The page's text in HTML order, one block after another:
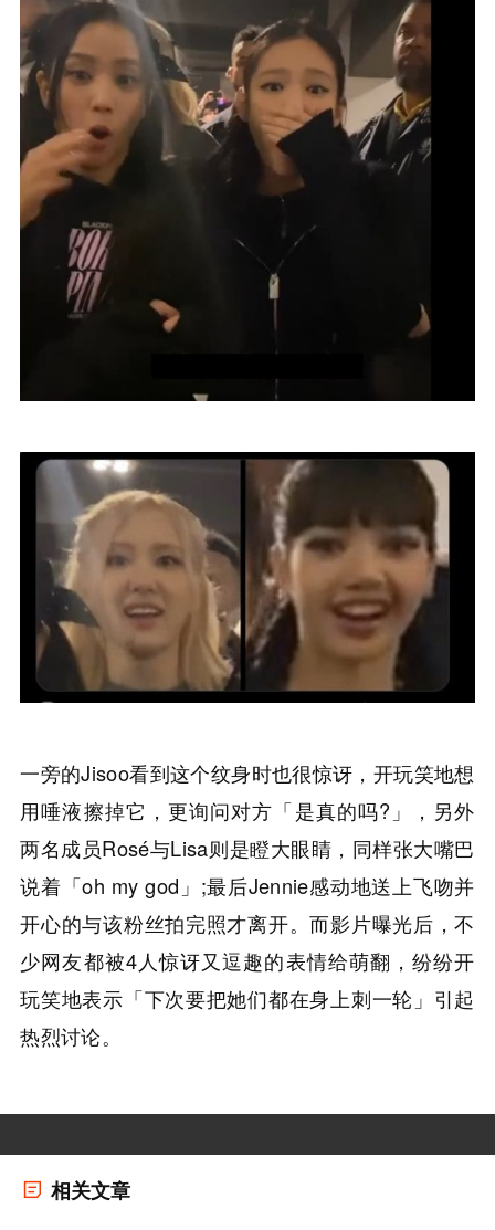
一旁的Jisoo看到这个纹身时也很惊讶，开玩笑地想
用唾液擦掉它，更询问对方「是真的吗?」，另外
两名成员Rosé与Lisa则是瞪大眼睛，同样张大嘴巴
说着「oh my god」;最后Jennie感动地送上飞吻并
开心的与该粉丝拍完照才离开。而影片曝光后，不
少网友都被4人惊讶又逗趣的表情给萌翻，纷纷开
玩笑地表示「下次要把她们都在身上刺一轮」引起
热烈讨论。
相关文章